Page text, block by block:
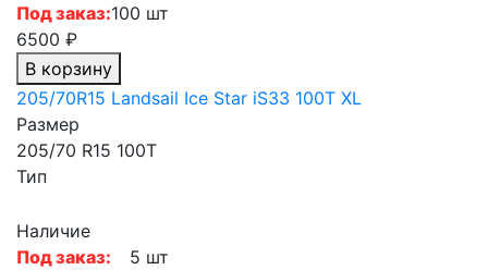
Под заказ:100 шт
6500 ₽
В корзину
205/70R15 Landsail Ice Star iS33 100T XL
Размер
205/70 R15 100T
Тип
Наличие
Под заказ:
5 шт